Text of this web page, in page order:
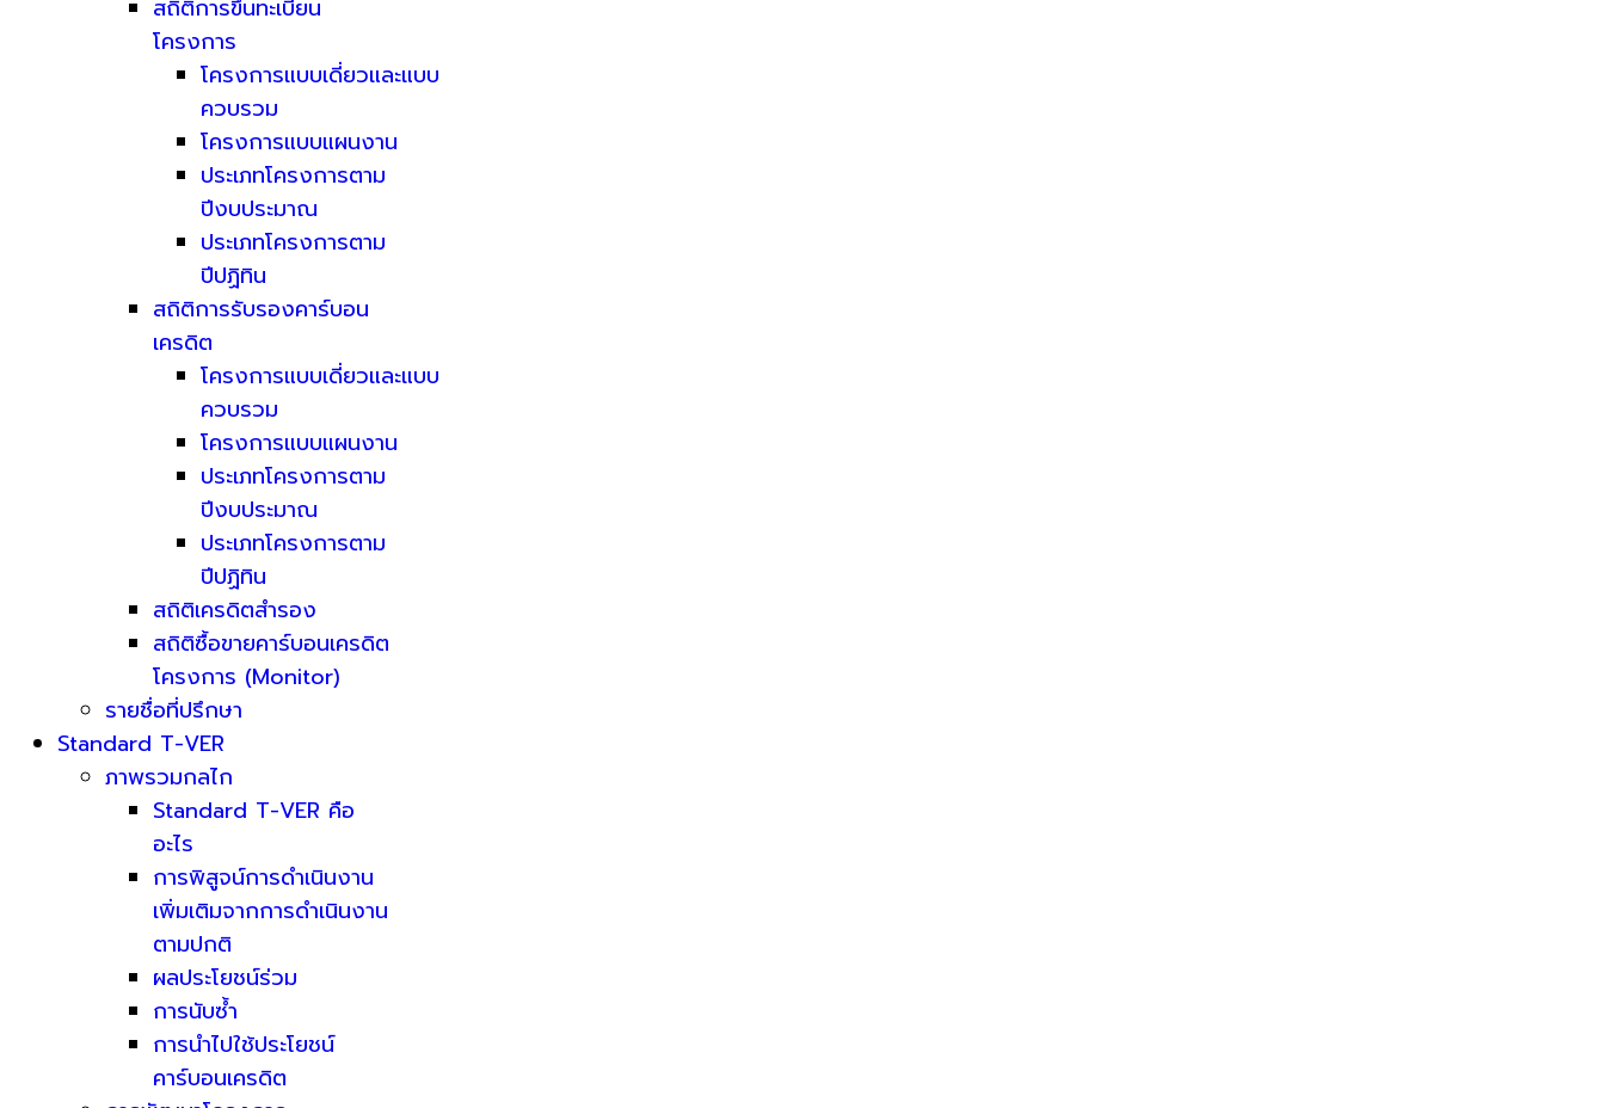
สถิติการขึ้นทะเบียน
โครงการ
โครงการแบบเดี่ยวและแบบ
ควบรวม
โครงการแบบแผนงาน
ประเภทโครงการตาม
ปีงบประมาณ
ประเภทโครงการตาม
ปีปฏิทิน
สถิติการรับรองคาร์บอน
เครดิต
โครงการแบบเดี่ยวและแบบ
ควบรวม
โครงการแบบแผนงาน
ประเภทโครงการตาม
ปีงบประมาณ
ประเภทโครงการตาม
ปีปฏิทิน
สถิติเครดิตสำรอง
สถิติซื้อขายคาร์บอนเครดิต
โครงการ (Monitor)
รายชื่อที่ปรึกษา
Standard T-VER
ภาพรวมกลไก
Standard T-VER คือ
อะไร
การพิสูจน์การดำเนินงาน
เพิ่มเติมจากการดำเนินงาน
ตามปกติ
ผลประโยชน์ร่วม
การนับซ้ำ
การนำไปใช้ประโยชน์
คาร์บอนเครดิต